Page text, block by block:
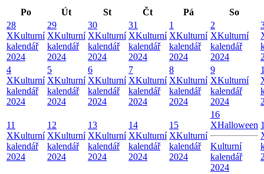
Po Út St Čt Pá
So
28
XKulturní
kalendář
2024
29
XKulturní
kalendář
2024
30
XKulturní
kalendář
2024
31
XKulturní
kalendář
2024
1
XKulturní
kalendář
2024
2
XKulturní
kalendář
2024
4
XKulturní
kalendář
2024
5
XKulturní
kalendář
2024
6
XKulturní
kalendář
2024
7
XKulturní
kalendář
2024
8
XKulturní
kalendář
2024
9
XKulturní
kalendář
2024
11
XKulturní
kalendář
2024
12
XKulturní
kalendář
2024
13
XKulturní
kalendář
2024
14
XKulturní
kalendář
2024
15
XKulturní
kalendář
2024
16
XHalloween
Kulturní
kalendář
2024